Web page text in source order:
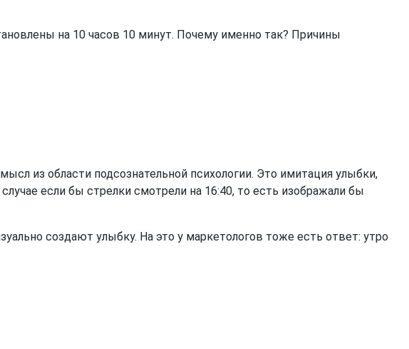
на 10 часов 10 минут. Почему именно так? Причины
из области подсознательной психологии. Это имитация улыбки,
если бы стрелки смотрели на 16:40, то есть изображали бы
создают улыбку. На это у маркетологов тоже есть ответ: утро